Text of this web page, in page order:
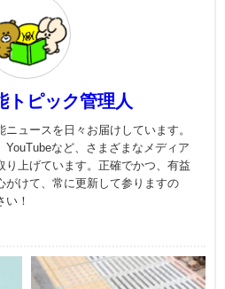
トピック管理人
ニュースを日々お届けしています。
YouTubeなど、さまざまなメディア
り上げています。正確でかつ、有益
がけて、常に更新して参りますの
い！